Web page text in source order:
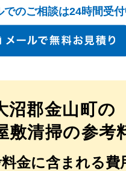
でのご相談は24時間受
沼郡金山町の
敷清掃の参考
金に含まれる費